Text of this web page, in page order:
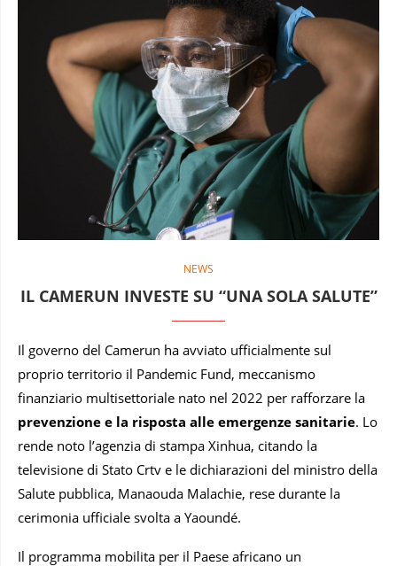
NEWS
IL CAMERUN INVESTE SU “UNA SOLA SALUTE”
Il governo del Camerun ha avviato ufficialmente sul
proprio territorio il Pandemic Fund, meccanismo
finanziario multisettoriale nato nel 2022 per rafforzare la
prevenzione e la risposta alle emergenze sanitarie. Lo
rende noto l’agenzia di stampa Xinhua, citando la
televisione di Stato Crtv e le dichiarazioni del ministro della
Salute pubblica, Manaouda Malachie, rese durante la
cerimonia ufficiale svolta a Yaoundé.
Il programma mobilita per il Paese africano un